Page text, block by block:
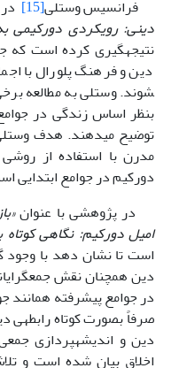
فرانسیس وستلی[15]
دینی: رویکردی دورکیمی
نتیجه­گیری کرده است که
دین و فرهنگ پلورال با
شوند. وستلی به مطالعه
بنظر اساس زندگی در
توضیح می­دهند. هدف
مدرن با استفاده از
دورکیم در جوامع ابتدایی
در پژوهشی با عنوان
امیل دورکیم: نگاهی
است تا نشان­ دهد با
دین همچنان نقش
در جوامع پیشرفته همانند
صرفاً بصورت کوتاه رابطه­ی
دین و اندیشه­پردازی
اخلاق بیان شده است و